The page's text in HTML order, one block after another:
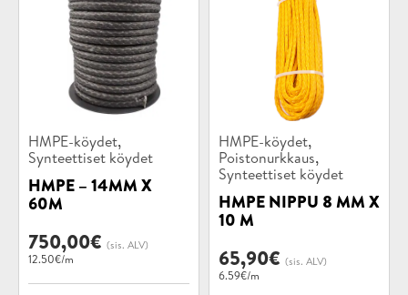
Tuotekategoriat:
HMPE-köydet,
Synteettiset köydet
HMPE – 14MM X
60M
750,00€ (sis. ALV)
12.50€/m
Tuotekategoriat:
HMPE-köydet,
Poistonurkkaus,
Synteettiset köydet
HMPE NIPPU 8 MM X
10 M
65,90€ (sis. ALV)
6.59€/m